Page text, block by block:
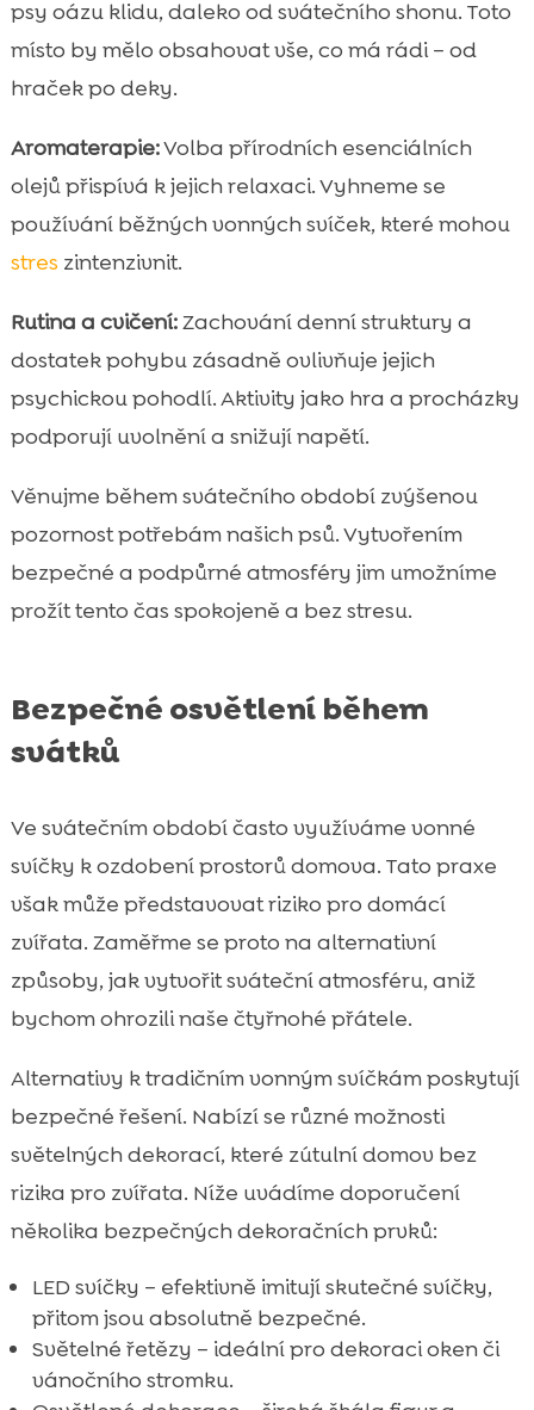
psy oázu klidu, daleko od svátečního shonu. Toto
místo by mělo obsahovat vše, co má rádi – od
hraček po deky.
Aromaterapie:Volba přírodních esenciálních
olejů přispívá k jejich relaxaci. Vyhneme se
používání běžných vonných svíček, které mohou
stres zintenzivnit.
Rutina a cvičení:Zachování denní struktury a
dostatek pohybu zásadně ovlivňuje jejich
psychickou pohodlí. Aktivity jako hra a procházky
podporují uvolnění a snižují napětí.
Věnujme během svátečního období zvýšenou
pozornost potřebám našich psů. Vytvořením
bezpečné a podpůrné atmosféry jim umožníme
prožít tento čas spokojeně a bez stresu.
Bezpečné osvětlení během
svátků
Ve svátečním období často využíváme vonné
svíčky k ozdobení prostorů domova. Tato praxe
však může představovat riziko pro domácí
zvířata. Zaměřme se proto na alternativní
způsoby, jak vytvořit sváteční atmosféru, aniž
bychom ohrozili naše čtyřnohé přátele.
Alternativy k tradičním vonným svíčkám poskytují
bezpečné řešení. Nabízí se různé možnosti
světelných dekorací, které zútulní domov bez
rizika pro zvířata. Níže uvádíme doporučení
několika bezpečných dekoračních prvků:
LED svíčky – efektivně imitují skutečné svíčky,
přitom jsou absolutně bezpečné.
Světelné řetězy – ideální pro dekoraci oken či
vánočního stromku.